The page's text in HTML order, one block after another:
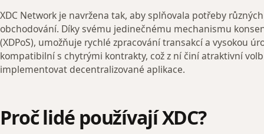
XDC Network je navržena tak, aby splňovala potřeby
obchodování. Díky svému jedinečnému mechanismu
(XDPoS), umožňuje rychlé zpracování transakcí a vysokou
kompatibilní s chytrými kontrakty, což z ní činí atraktivní
implementovat decentralizované aplikace.
Proč lidé používají XDC?